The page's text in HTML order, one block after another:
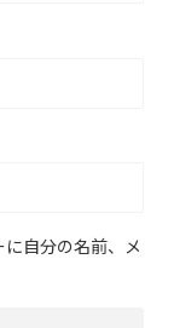
自分の名前、メ